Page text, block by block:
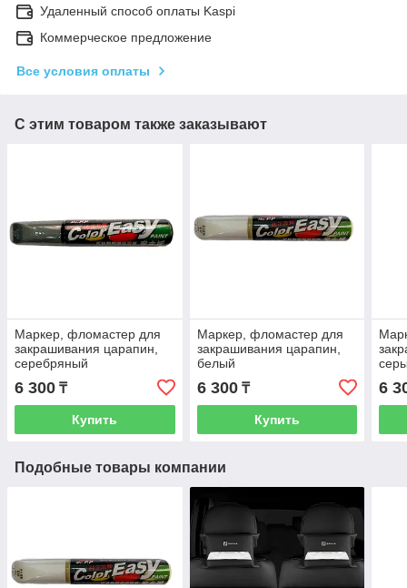
Удаленный способ оплаты Kaspi
Коммерческое предложение
Все условия оплаты
С этим товаром также заказывают
Маркер, фломастер для
закрашивания царапин,
серебряный
6 300 ₸
Купить
Маркер, фломастер для
закрашивания царапин,
белый
6 300₸
Купить
6
Подобные товары компании